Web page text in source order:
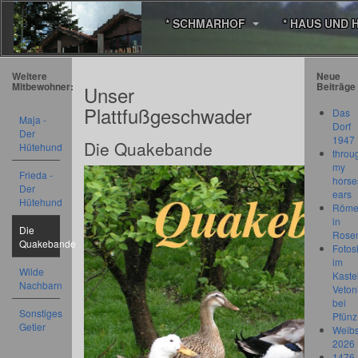
* SCHMARHOF * HAUS UND
Unser
Plattfußgeschwader
Die Quakebande
Weitere
Mitbewohner:
Maja -
Der
Hütehund
Frieda -
Der
Hütehund
Die
Quakebande
Wilde
Nachbarn
Sonstiges
Getier
Neue
Beiträge
Das
Dorf
1947
my
ears
in
im
bei
Pfünz
2026